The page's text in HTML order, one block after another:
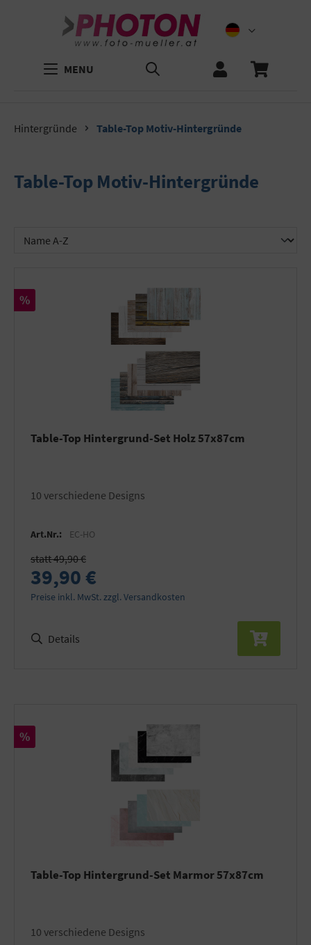
MENU
Hintergründe Table-Top Motiv-Hintergründe
Table-Top Motiv-Hintergründe
Rabatt
%
Table-Top Hintergrund-Set Holz 57x87cm
10 verschiedene Designs
Art.Nr.: EC-HO
statt 49,90 €
39,90 €
Preise inkl. MwSt. zzgl. Versandkosten
Details
Rabatt
%
Table-Top Hintergrund-Set Marmor 57x87cm
10 verschiedene Designs